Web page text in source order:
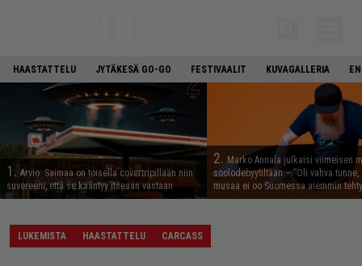
HAASTATTELU JYTÄKESÄ GO-GO FESTIVAALIT KUVAGALLERIA
1. Arvio: Saimaa on toisella covertripillään niin
suvereeni, että se kääntyy itseään vastaan
2.Marko Annala julkaisi viimeisen
soolodebyytiltään – ”Oli vahva
musaa ei oo Suomessa aiemmin
LUKEMISTA HAASTATTELU CARCASS